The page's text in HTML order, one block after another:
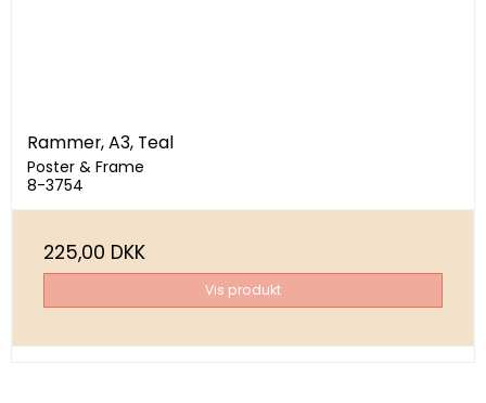
Rammer, A3, Teal
Poster & Frame
8-3754
225,00 DKK
Vis produkt